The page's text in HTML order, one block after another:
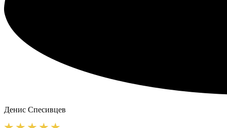
Денис Спесивцев